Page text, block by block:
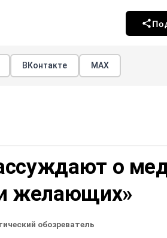
ВКонтакте МАХ
о
желающих»
обозреватель